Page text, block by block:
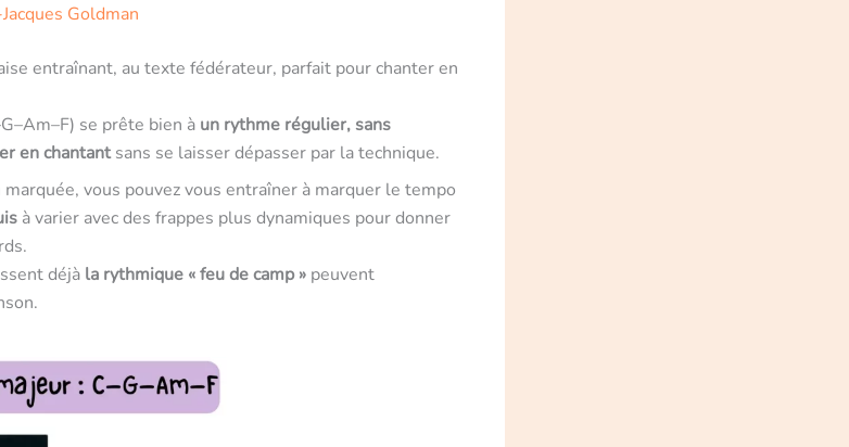
Goldman
entraînant, au texte fédérateur, parfait pour chanter en
se prête bien à un rythme régulier, sans
en chantantsans se laisser dépasser par la technique.
vous pouvez vous entraîner à marquer le tempo
à varier avec des frappes plus dynamiques pour donner
déjà la rythmique « feu de camp » peuvent